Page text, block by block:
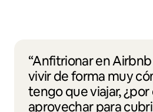
“Anfitrionar en
vivir de forma muy
tengo que viajar,
aprovechar para